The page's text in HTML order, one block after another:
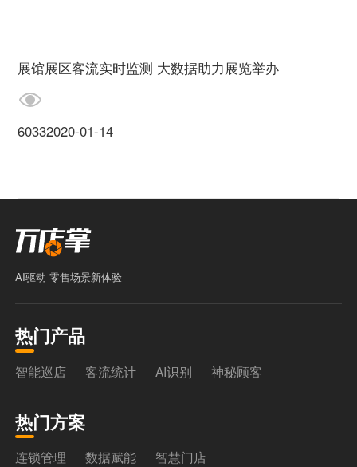
展馆展区客流实时监测 大数据助力展览举办
60332020-01-14
AI驱动 零售场景新体验
热门产品
智能巡店 客流统计 AI识别 神秘顾客
热门方案
连锁管理 数据赋能 智慧门店